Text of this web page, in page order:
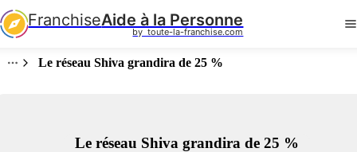
FranchiseAide à la Personne
by  toute-la-franchise.com
Le réseau Shiva grandira de 25 %
Le réseau Shiva grandira de 25 %